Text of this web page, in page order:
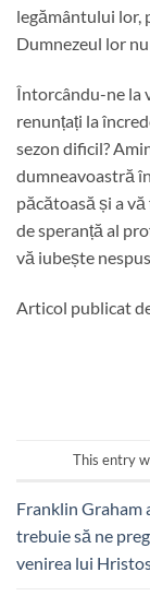
legământului lor,
Dumnezeul lor
Întorcându-ne la
renunțați la
sezon dificil?
dumneavoastră
păcătoasă și a
de speranță al
vă iubește
Articol publicat
This entry
Franklin Graham
trebuie să ne
venirea lui